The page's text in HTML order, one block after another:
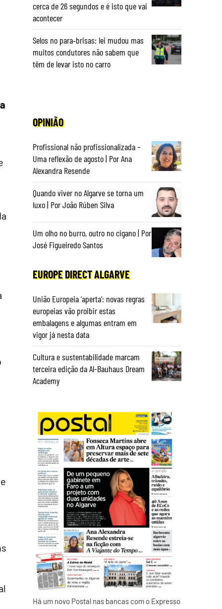
cerca de 26 segundos e é isto que vai
acontecer
Selos no para‑brisas: lei mudou mas
muitos condutores não sabem que
têm de levar isto no carro
OPINIÃO
Profissional não profissionalizada –
Uma reflexão de agosto | Por Ana
Alexandra Resende
Quando viver no Algarve se torna um
luxo | Por João Rúben Silva
Um olho no burro, outro no cigano | Por
José Figueiredo Santos
EUROPE DIRECT ALGARVE
União Europeia ‘aperta’: novas regras
europeias vão proibir estas
embalagens e algumas entram em
vigor já nesta data
Cultura e sustentabilidade marcam
terceira edição da Al-Bauhaus Dream
Academy
Há um novo Postal nas bancas com o Expresso